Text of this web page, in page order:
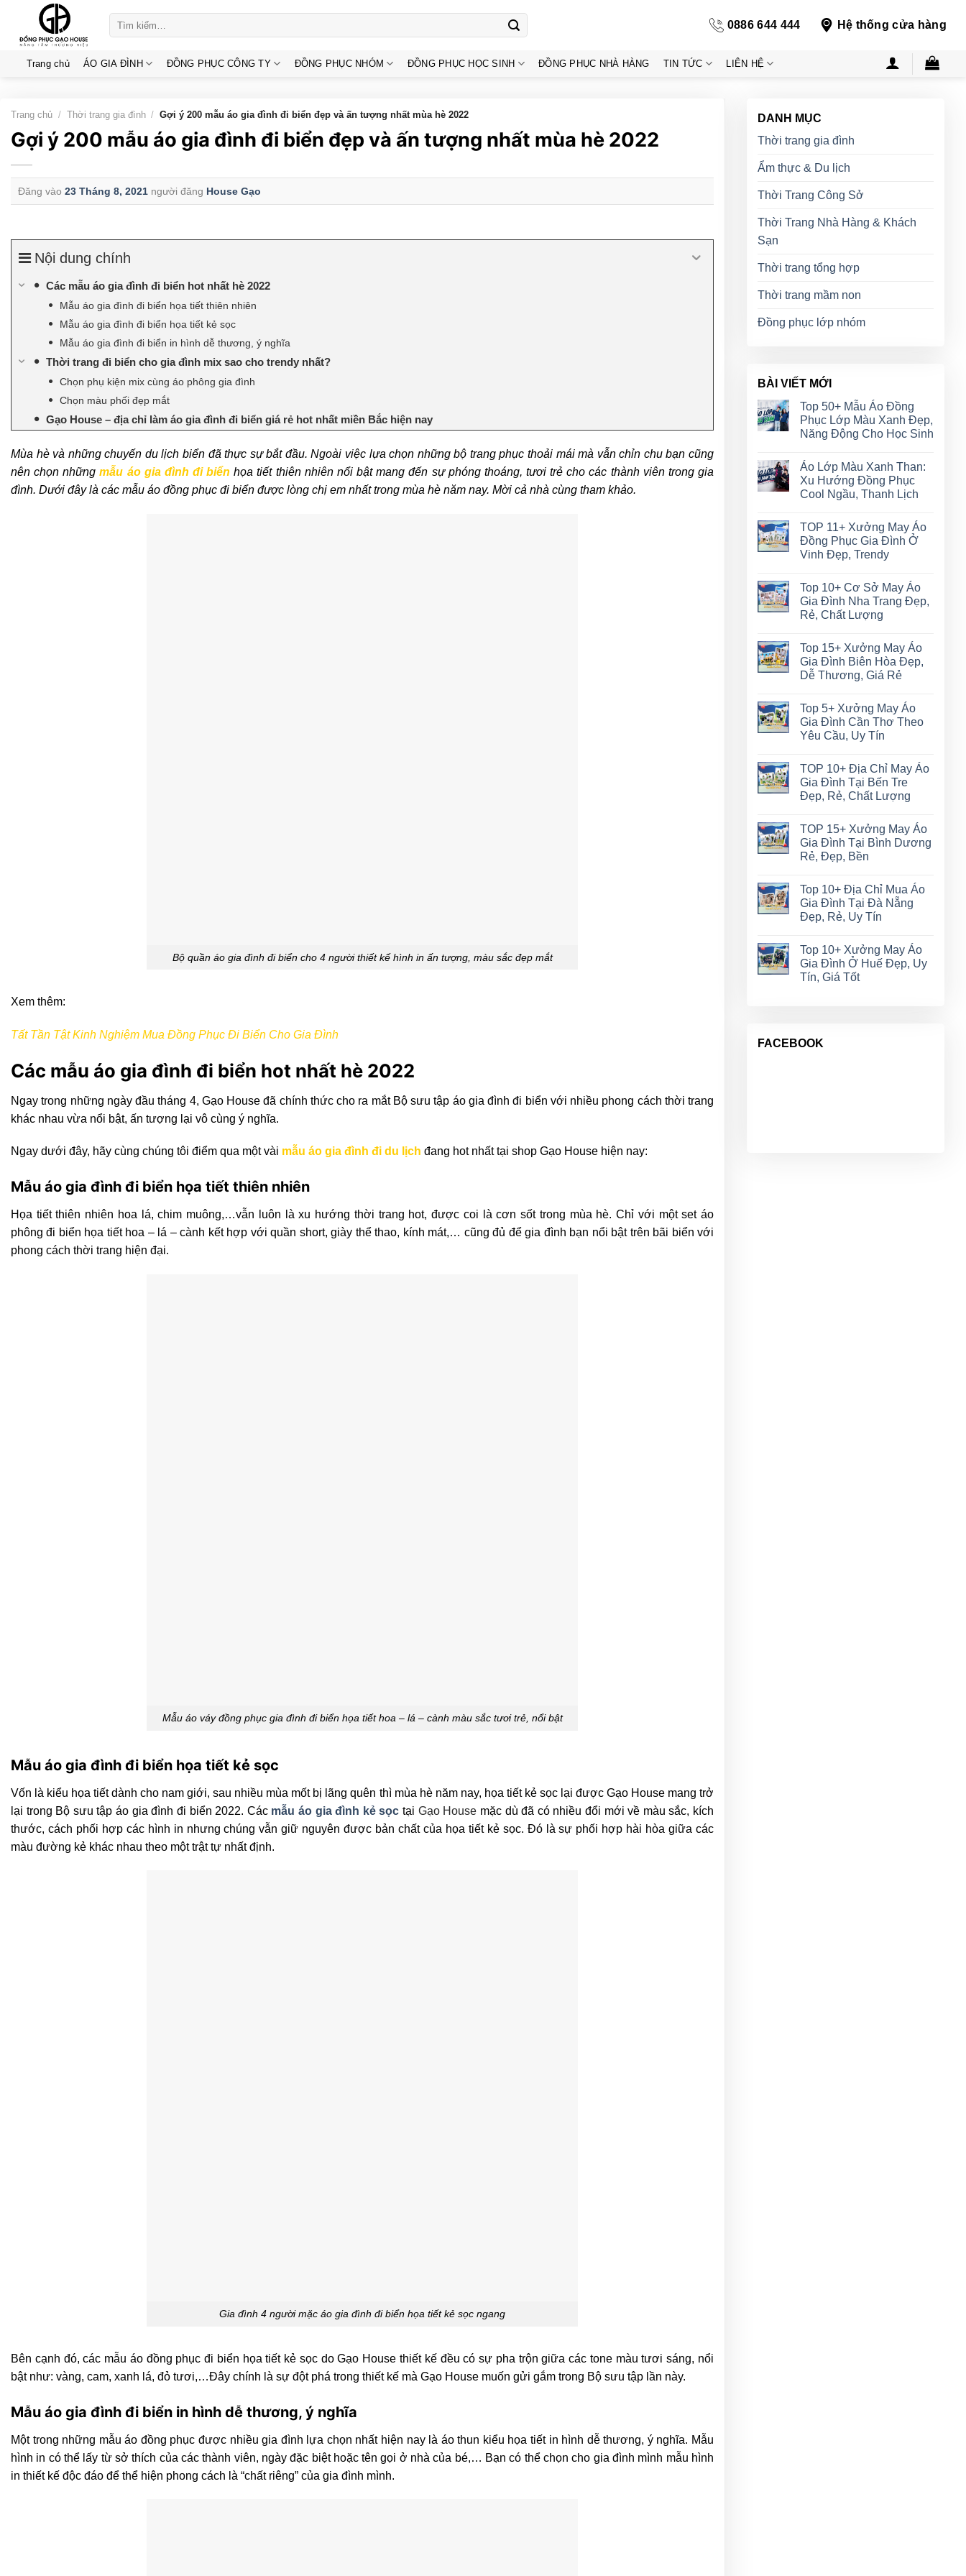
content
0886 644 444 Hệ thống cửa hàng
Trang chủ ÁO GIA ĐÌNH ĐỒNG PHỤC CÔNG TY ĐỒNG PHỤC NHÓM ĐỒNG PHỤC HỌC SINH ĐỒNG PHỤC NHÀ HÀNG TIN TỨC LIÊN HỆ
Trang chủ / Thời trang gia đình / Gợi ý 200 mẫu áo gia đình đi biển đẹp và ấn tượng nhất mùa hè 2022
Gợi ý 200 mẫu áo gia đình đi biển đẹp và ấn tượng nhất mùa hè 2022
Đăng vào 23 Tháng 8, 2021 người đăng House Gạo
Nội dung chính
Các mẫu áo gia đình đi biển hot nhất hè 2022
Mẫu áo gia đình đi biển họa tiết thiên nhiên
Mẫu áo gia đình đi biển họa tiết kẻ sọc
Mẫu áo gia đình đi biển in hình dễ thương, ý nghĩa
Thời trang đi biển cho gia đình mix sao cho trendy nhất?
Chọn phụ kiện mix cùng áo phông gia đình
Chọn màu phối đẹp mắt
Gạo House – địa chỉ làm áo gia đình đi biển giá rẻ hot nhất miền Bắc hiện nay
Mùa hè và những chuyến du lịch biển đã thực sự bắt đầu. Ngoài việc lựa chọn những bộ trang phục thoải mái mà vẫn chỉn chu bạn cũng
nên chọn nhữngmẫu áo gia đình đi biển họa tiết thiên nhiên nổi bật mang đến sự phóng thoáng, tươi trẻ cho các thành viên trong gia
đình. Dưới đây là các mẫu áo đồng phục đi biển được lòng chị em nhất trong mùa hè năm nay. Mời cả nhà cùng tham khảo.
Bộ quần áo gia đình đi biển cho 4 người thiết kế hình in ấn tượng, màu sắc đẹp mắt
Xem thêm:
Tất Tần Tật Kinh Nghiệm Mua Đồng Phục Đi Biển Cho Gia Đình
Các mẫu áo gia đình đi biển hot nhất hè 2022
Ngay trong những ngày đầu tháng 4, Gạo House đã chính thức cho ra mắt Bộ sưu tập áo gia đình đi biển với nhiều phong cách thời trang
khác nhau vừa nổi bật, ấn tượng lại vô cùng ý nghĩa.
Ngay dưới đây, hãy cùng chúng tôi điểm qua một vài mẫu áo gia đình đi du lịch đang hot nhất tại shop Gạo House hiện nay:
Mẫu áo gia đình đi biển họa tiết thiên nhiên
Họa tiết thiên nhiên hoa lá, chim muông,…vẫn luôn là xu hướng thời trang hot, được coi là cơn sốt trong mùa hè. Chỉ với một set áo
phông đi biển họa tiết hoa – lá – cành kết hợp với quần short, giày thể thao, kính mát,… cũng đủ để gia đình bạn nổi bật trên bãi biển với
phong cách thời trang hiện đại.
Mẫu áo váy đồng phục gia đình đi biển họa tiết hoa – lá – cành màu sắc tươi trẻ, nổi bật
Mẫu áo gia đình đi biển họa tiết kẻ sọc
Vốn là kiểu họa tiết dành cho nam giới, sau nhiều mùa mốt bị lãng quên thì mùa hè năm nay, họa tiết kẻ sọc lại được Gạo House mang trở
lại trong Bộ sưu tập áo gia đình đi biển 2022. Các mẫu áo gia đình kẻ sọc tại Gạo House mặc dù đã có nhiều đổi mới về màu sắc, kích
thước, cách phối hợp các hình in nhưng chúng vẫn giữ nguyên được bản chất của họa tiết kẻ sọc. Đó là sự phối hợp hài hòa giữa các
màu đường kẻ khác nhau theo một trật tự nhất định.
Gia đình 4 người mặc áo gia đình đi biển họa tiết kẻ sọc ngang
Bên cạnh đó, các mẫu áo đồng phục đi biển họa tiết kẻ sọc do Gạo House thiết kế đều có sự pha trộn giữa các tone màu tươi sáng, nổi
bật như: vàng, cam, xanh lá, đỏ tươi,…Đây chính là sự đột phá trong thiết kế mà Gạo House muốn gửi gắm trong Bộ sưu tập lần này.
Mẫu áo gia đình đi biển in hình dễ thương, ý nghĩa
Một trong những mẫu áo đồng phục được nhiều gia đình lựa chọn nhất hiện nay là áo thun kiểu họa tiết in hình dễ thương, ý nghĩa. Mẫu
hình in có thể lấy từ sở thích của các thành viên, ngày đặc biệt hoặc tên gọi ở nhà của bé,… Bạn có thể chọn cho gia đình mình mẫu hình
in thiết kế độc đáo để thể hiện phong cách là “chất riêng” của gia đình mình.
DANH MỤC
Thời trang gia đình
Ẩm thực & Du lịch
Thời Trang Công Sở
Thời Trang Nhà Hàng & Khách
Sạn
Thời trang tổng hợp
Thời trang mầm non
Đồng phục lớp nhóm
BÀI VIẾT MỚI
Top 50+ Mẫu Áo Đồng
Phục Lớp Màu Xanh Đẹp,
Năng Động Cho Học Sinh
Áo Lớp Màu Xanh Than:
Xu Hướng Đồng Phục
Cool Ngầu, Thanh Lịch
TOP 11+ Xưởng May Áo
Đồng Phục Gia Đình Ở
Vinh Đẹp, Trendy
Top 10+ Cơ Sở May Áo
Gia Đình Nha Trang Đẹp,
Rẻ, Chất Lượng
Top 15+ Xưởng May Áo
Gia Đình Biên Hòa Đẹp,
Dễ Thương, Giá Rẻ
Top 5+ Xưởng May Áo
Gia Đình Cần Thơ Theo
Yêu Cầu, Uy Tín
TOP 10+ Địa Chỉ May Áo
Gia Đình Tại Bến Tre
Đẹp, Rẻ, Chất Lượng
TOP 15+ Xưởng May Áo
Gia Đình Tại Bình Dương
Rẻ, Đẹp, Bền
Top 10+ Địa Chỉ Mua Áo
Gia Đình Tại Đà Nẵng
Đẹp, Rẻ, Uy Tín
Top 10+ Xưởng May Áo
Gia Đình Ở Huế Đẹp, Uy
Tín, Giá Tốt
FACEBOOK